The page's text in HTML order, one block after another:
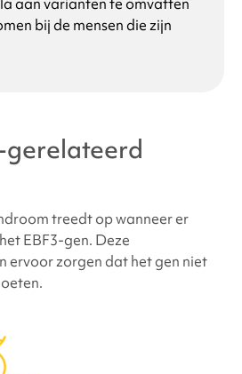
EBF3-gerelateerd
gerelateerd syndroom er
bij de mensen die zijn
gerelateerd
treedt op wanneer er
EBF3-gen. Deze
ervoor zorgen dat het gen niet